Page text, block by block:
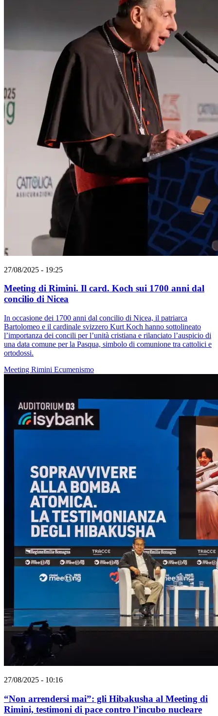
27/08/2025 - 19:25
Meeting di Rimini. Il card. Koch sui 1700 anni dal
concilio di Nicea
In occasione dei 1700 anni dal concilio di Nicea, il patriarca
Bartolomeo e il cardinale svizzero Kurt Koch hanno sottolineato
l’importanza dei concili per l’unità cristiana e rilanciato l’auspicio di
una data comune per la Pasqua, simbolo di comunione tra cattolici e
ortodossi.
Meeting Rimini Ecumenismo
27/08/2025 - 10:16
“Non arrendersi mai”: gli Hibakusha al Meeting di
Rimini, testimoni di pace contro l’incubo nucleare